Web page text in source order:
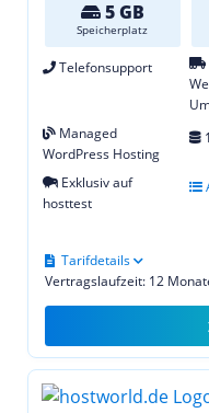
5 GB
Speicherplatz
Telefonsupport
Managed
WordPress Hosting
Exklusiv auf
hosttest
Vertragslaufzeit: 12
Tarifdetails